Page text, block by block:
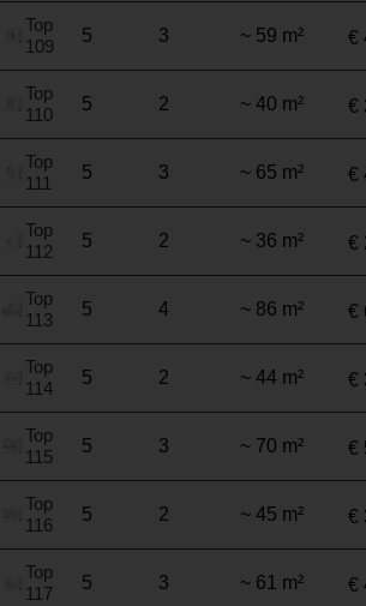
Top
109
5 3 ~ 59 m² €
Top
110
5 2 ~ 40 m² €
Top
111
5 3 ~ 65 m² €
Top
112
5 2 ~ 36 m² €
Top
113
5 4 ~ 86 m² €
Top
114
5 2 ~ 44 m² €
Top
115
5 3 ~ 70 m² €
Top
116
5 2 ~ 45 m² €
Top
117
5 3 ~ 61 m² €